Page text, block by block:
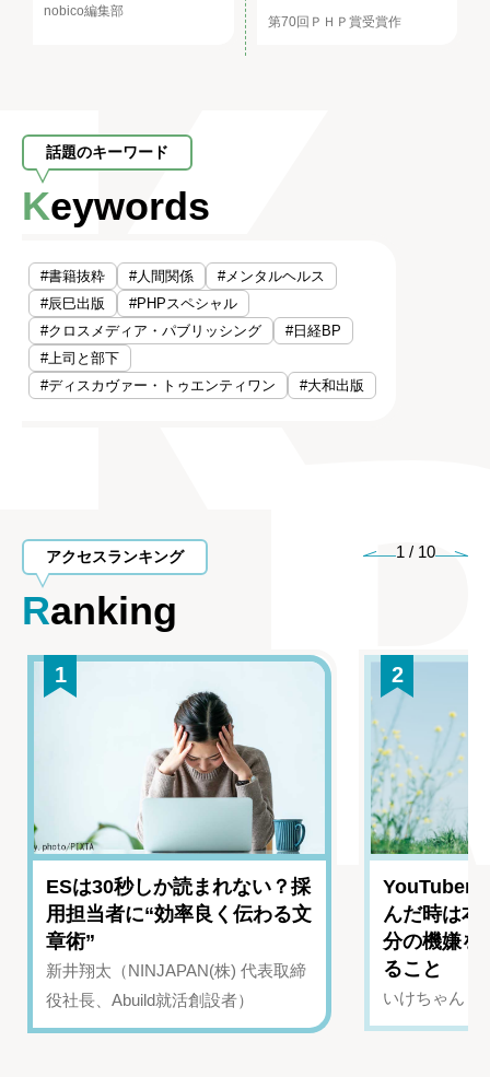
nobico編集部
第70回ＰＨＰ賞受賞作
話題のキーワード
Keywords
#書籍抜粋 #人間関係
#メンタルヘルス
#辰巳出版
#PHPスペシャル
#クロスメディア・パブリッシング
#日経BP
#上司と部下
#ディスカヴァー・トゥエンティワン
#大和出版
アクセスランキング
Ranking
1 / 10
1
ESは30秒しか読まれない？採
用担当者に“効率良く伝わる文
章術”
新井翔太（NINJAPAN(株) 代表取締
役社長、Abuild就活創設者）
2
YouTuber
んだ時は
分の機嫌を
ること
いけちゃん（